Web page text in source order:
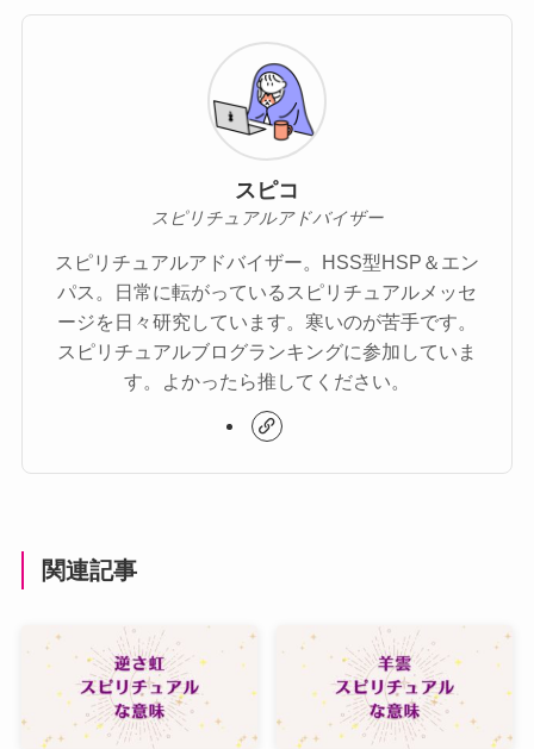
スピコ
スピリチュアルアドバイザー
スピリチュアルアドバイザー。HSS型HSP＆エン
パス。日常に転がっているスピリチュアルメッセ
ージを日々研究しています。寒いのが苦手です。
スピリチュアルブログランキングに参加していま
す。よかったら推してください。
関連記事